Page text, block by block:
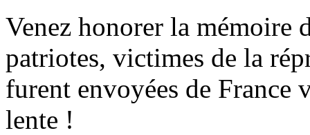
Venez honorer la mémoire
patriotes, victimes de la
furent envoyées de France
lente !